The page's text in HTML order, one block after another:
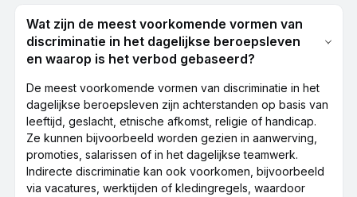
Wat zijn de meest voorkomende vormen van
discriminatie in het dagelijkse beroepsleven
en waarop is het verbod gebaseerd?
De meest voorkomende vormen van discriminatie in het
dagelijkse beroepsleven zijn achterstanden op basis van
leeftijd, geslacht, etnische afkomst, religie of handicap.
Ze kunnen bijvoorbeeld worden gezien in aanwerving,
promoties, salarissen of in het dagelijkse teamwerk.
Indirecte discriminatie kan ook voorkomen, bijvoorbeeld
via vacatures, werktijden of kledingregels, waardoor